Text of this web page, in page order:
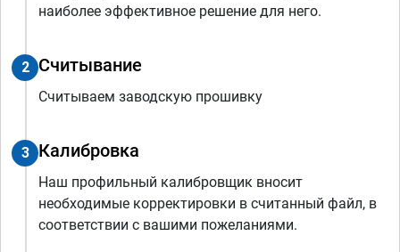
наиболее эффективное решение для него.
2 Считывание
Считываем заводскую прошивку
3 Калибровка
Наш профильный калибровщик вносит
необходимые корректировки в считанный файл, в
соответствии с вашими пожеланиями.